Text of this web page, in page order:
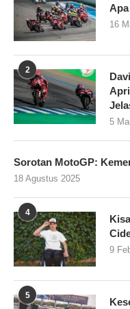
16
2
5
Sorotan MotoGP:
18 Agustus 2025
4
9
5